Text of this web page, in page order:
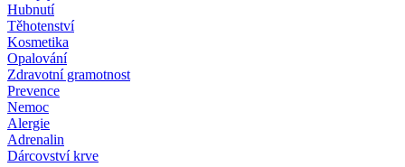
Hubnutí
Těhotenství
Kosmetika
Opalování
Zdravotní gramotnost
Prevence
Nemoc
Alergie
Adrenalin
Dárcovství krve